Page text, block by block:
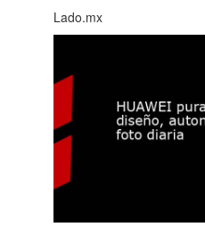
Lado.mx